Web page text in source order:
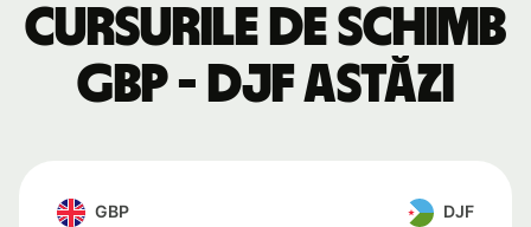
Cursurile de schimb
GBP - DJF astăzi
GBP DJF